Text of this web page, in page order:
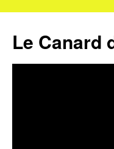
Le Canard